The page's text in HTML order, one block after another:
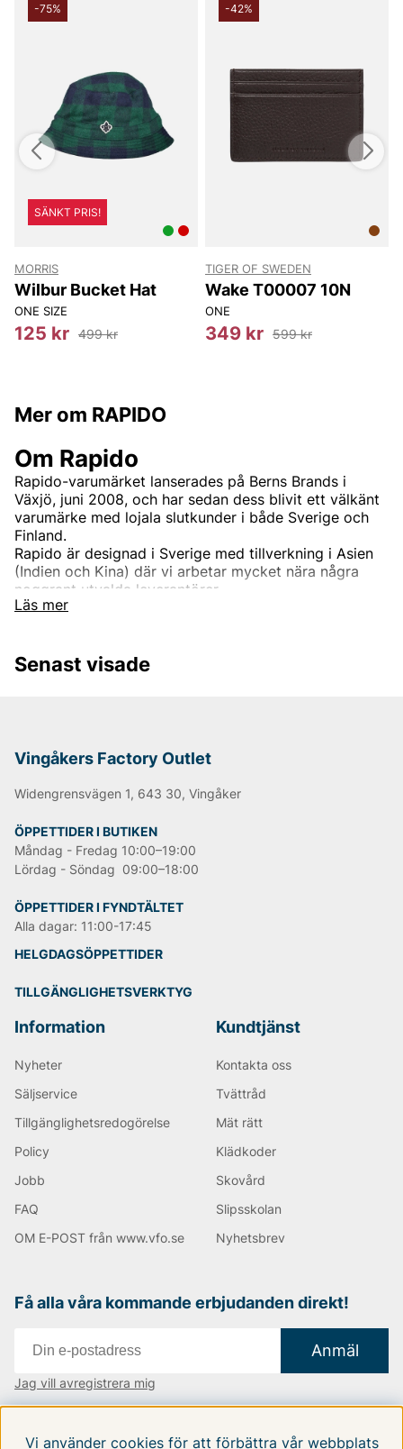
-75%
SÄNKT PRIS!
MORRIS
Wilbur Bucket Hat
ONE SIZE
125 kr 499 kr
-42%
TIGER OF SWEDEN
Wake T00007 10N
ONE
349 kr 599 kr
Mer om RAPIDO
Läs mer
Om Rapido
Rapido-varumärket lanserades på Berns Brands i
Växjö, juni 2008, och har sedan dess blivit ett välkänt
varumärke med lojala slutkunder i både Sverige och
Finland.
Rapido är designad i Sverige med tillverkning i Asien
(Indien och Kina) där vi arbetar mycket nära några
noggrant utvalda leverantörer.
Rapido-kunden är en mogen kvinna som letar efter
kunden.
LEE
Björn Borg
Oscar Jacobson
Senast visade
Vingåkers Factory Outlet
Widengrensvägen 1, 643 30, Vingåker
ÖPPETTIDER I BUTIKEN
Måndag - Fredag 10:00–19:00
Lördag - Söndag 09:00–18:00
ÖPPETTIDER I FYNDTÄLTET
Alla dagar: 11:00-17:45
HELGDAGSÖPPETTIDER
TILLGÄNGLIGHETSVERKTYG
Information
Nyheter
Säljservice
Tillgänglighetsredogörelse
Policy
Jobb
FAQ
OM E-POST från www.vfo.se
Kundtjänst
Kontakta oss
Tvättråd
Mät rätt
Klädkoder
Skovård
Slipsskolan
Nyhetsbrev
Få alla våra kommande erbjudanden direkt!
Anmäl
Jag vill avregistrera mig
Vi använder cookies för att förbättra vår webbplats